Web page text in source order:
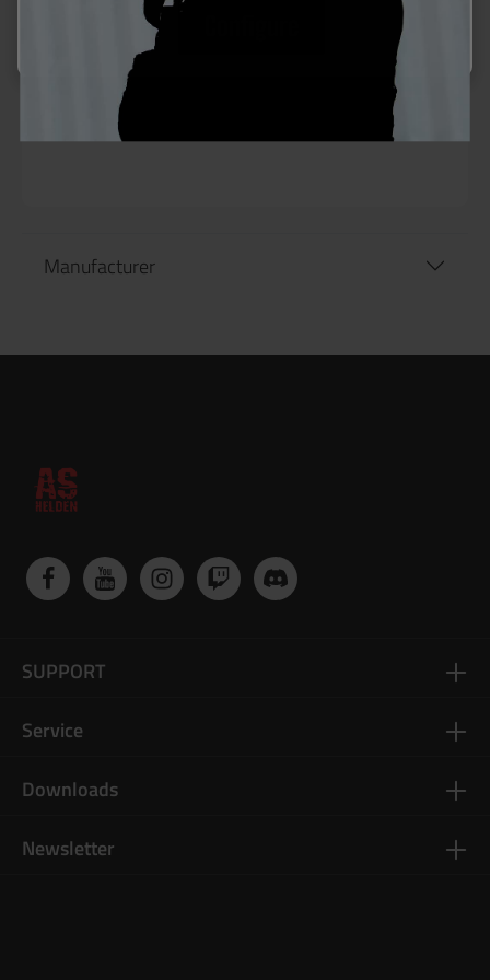
GBB Magazin für Staccato Modelle"
Ersatzmagazin für die Staccato Waffenmodelle.
Fassungsvermögen 28 Schuss.
Passend für die "Full Size" Varianten der
Staccato Pistolen
Manufacturer
Newsletter
SUPPORT
Service
Downloads